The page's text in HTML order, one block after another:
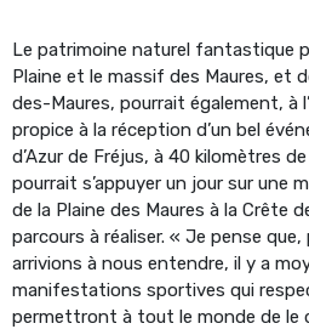
Le patrimoine naturel fantastique
Plaine et le massif des Maures, et
des-Maures, pourrait également, à
propice à la réception d’un bel
d’Azur de Fréjus, à 40 kilomètres
pourrait s’appuyer un jour sur une
de la Plaine des Maures à la Crête
parcours à réaliser. « Je pense
arrivions à nous entendre, il y a
manifestations sportives qui
permettront à tout le monde de le